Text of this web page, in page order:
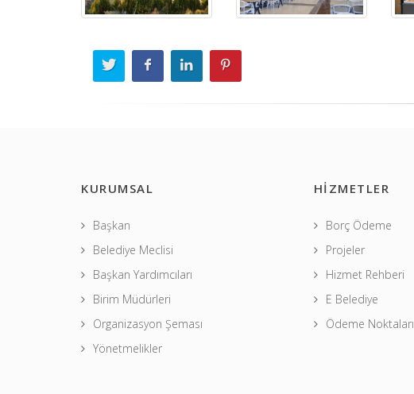
KURUMSAL
Başkan
Belediye Meclisi
Başkan Yardımcıları
Birim Müdürleri
Organizasyon Şeması
Yönetmelikler
HİZMETLER
Borç Ödeme
Projeler
Hizmet Rehberi
E Belediye
Ödeme Noktaları